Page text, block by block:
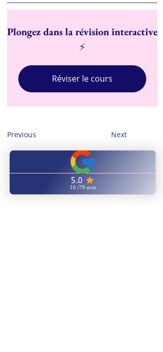
Plongez dans la révision interactive
⚡
Réviser le cours
Previous Next